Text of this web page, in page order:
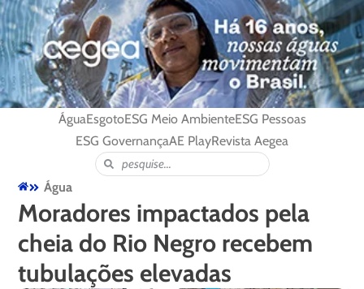
ÁguaEsgotoESG Meio AmbienteESG Pessoas
ESG GovernançaAE PlayRevista Aegea
Água
Moradores impactados pela
cheia do Rio Negro recebem
tubulações elevadas